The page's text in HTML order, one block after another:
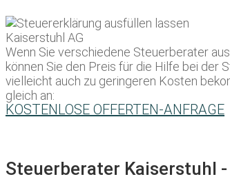
Wenn Sie verschiedene Steuerberater
können Sie den Preis für die Hilfe bei der
vielleicht auch zu geringeren Kosten
gleich an:
KOSTENLOSE OFFERTEN-ANFRAGE
Steuerberater Kaiserstuhl